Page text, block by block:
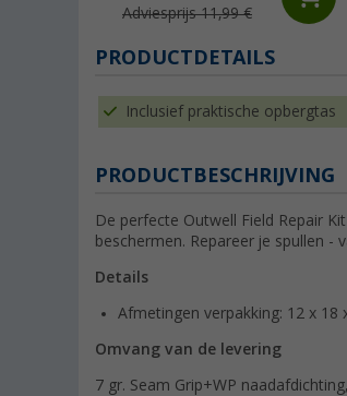
Adviesprijs 11,99 €
PRODUCTDETAILS
Inclusief praktische opbergtas
PRODUCTBESCHRIJVING
De perfecte Outwell Field Repair
beschermen. Repareer je spullen -
Details
Afmetingen verpakking: 12 x 18
Omvang van de levering
7 gr. Seam Grip+WP